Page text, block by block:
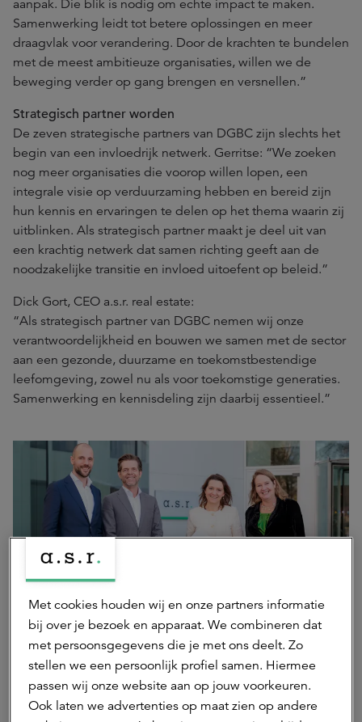
aanpak. Die blik is nodig om echte impact te maken.
Samenwerking leidt tot betere oplossingen en meer
draagvlak voor verandering. Door de krachten te bundelen
met de meest ambitieuze organisaties, willen we de
beweging verder op gang brengen en versnellen.”
Strategisch partner worden
De zeven strategische partners van DGBC zijn slechts het
begin van een invloedrijk netwerk. Gerritse: “We zoeken
nog meer organisaties die voorop willen lopen, een
integrale visie op verduurzaming hebben en bereid zijn
hun kennis en ervaringen te delen op het thema waarin zij
uitblinken. Als strategisch partner maakt je deel uit van
een krachtig netwerk dat samen richting geeft aan de
noodzakelijke transitie en invloed uitoefent op beleid.”
Dick Gort, CEO a.s.r. real estate:
“Als strategisch partner van DGBC nemen wij onze
verantwoordelijkheid en bouwen we samen met de sector
aan een gezonde, duurzame en toekomstbestendige
leefomgeving, zowel nu als voor toekomstige generaties.
Samenwerking en kennisdeling zijn daarbij essentieel.”
Van links naar rechts, Gerben Sinke, duurzaamheidsmanager a.s.r. real estate,
Robbert van Dijk, managing director Woningen a.s.r. real estate, Brigit
Gerritse, algemeen directeur DGBC, Marieke Olsthoorn, manager externe
betrekkingen DGBC.
Met cookies houden wij en onze partners informatie
bij over je bezoek en apparaat. We combineren dat
met persoonsgegevens die je met ons deelt. Zo
stellen we een persoonlijk profiel samen. Hiermee
passen wij onze website aan op jouw voorkeuren.
Ook laten we advertenties op maat zien op andere